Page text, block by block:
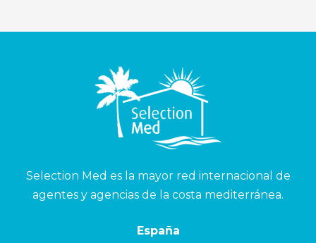
Selection Med es la mayor red internacional de
agentes y agencias de la costa mediterránea.
España